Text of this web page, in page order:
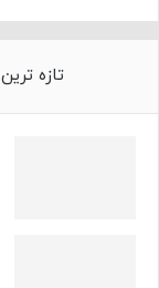
تازه ترین